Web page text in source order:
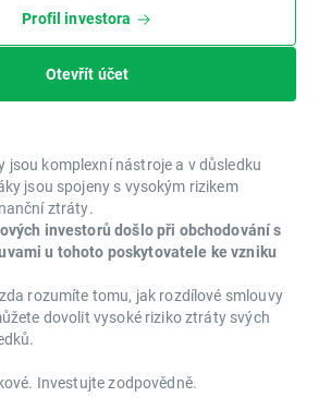
Profil investora
Otevřít účet
jsou komplexní nástroje a v důsledku
jsou spojeny s vysokým rizikem
ztráty.
investorů došlo při obchodování s
u tohoto poskytovatele ke vzniku
rozumíte tomu, jak rozdílové smlouvy
dovolit vysoké riziko ztráty svých
Investujte zodpovědně.